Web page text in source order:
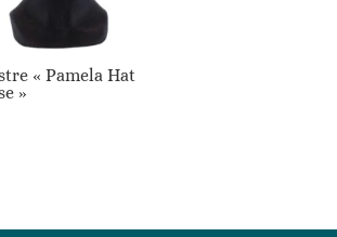
« Pamela Hat
»